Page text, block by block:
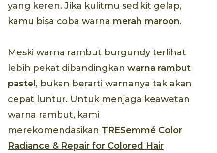
yang keren. Jika kulitmu sedikit gelap,
kamu bisa coba warna merah maroon.
Meski warna rambut burgundy terlihat
lebih pekat dibandingkan warna rambut
pastel , bukan berarti warnanya tak akan
cepat luntur. Untuk menjaga keawetan
warna rambut, kami
merekomendasikan TRESemmé Color
Radiance & Repair for Colored Hair